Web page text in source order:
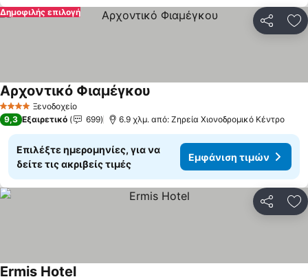
Δημοφιλής επιλογή
4 ΑστέριαΞενοδοχείο
Αρχοντικό Φιαμέγκου
9,3 Εξαιρετικό 699 6.9 χλμ. από: Ζηρεία Χιονοδρομικό Κέντρο
Επιλέξτε ημερομηνίες, για να
δείτε τις ακριβείς τιμές
Εμφάνιση τιμών
Ermis Hotel